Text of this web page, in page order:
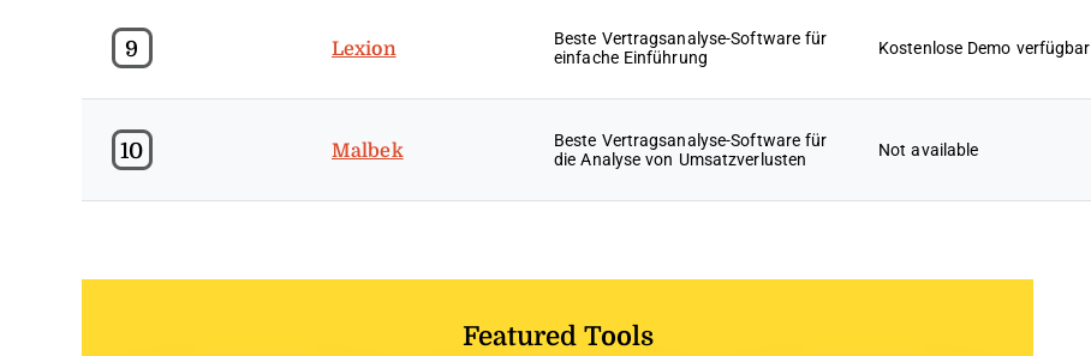
9 Lexion
Beste Vertragsanalyse-Software für
einfache Einführung
Kostenlose Demo verfügbar
10 Malbek
Beste Vertragsanalyse-Software für
die Analyse von Umsatzverlusten
Not available
Featured Tools